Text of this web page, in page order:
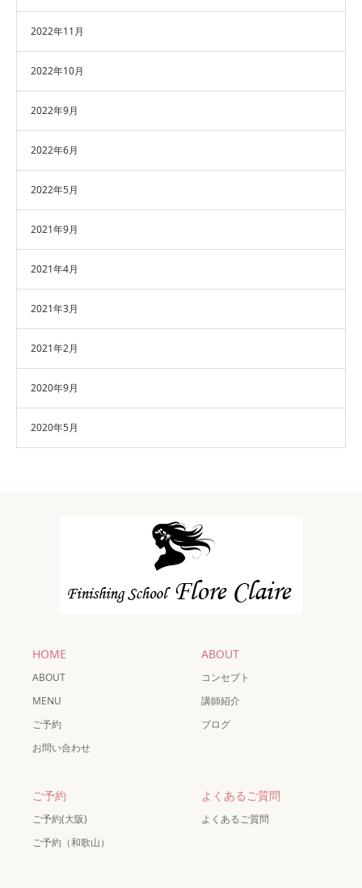
2022年11月
2022年10月
2022年9月
2022年6月
2022年5月
2021年9月
2021年4月
2021年3月
2021年2月
2020年9月
2020年5月
HOME
ABOUT
MENU
ご予約
お問い合わせ
ABOUT
コンセプト
講師紹介
ブログ
ご予約
ご予約(大阪)
ご予約（和歌山）
よくあるご質問
よくあるご質問